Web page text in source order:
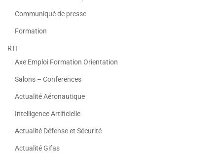
Communiqué de presse
Formation
RTI
Axe Emploi Formation Orientation
Salons – Conferences
Actualité Aéronautique
Intelligence Artificielle
Actualité Défense et Sécurité
Actualité Gifas